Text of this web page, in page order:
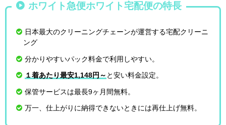
ホワイト急便ホワイト宅配便の特長
日本最大のクリーニングチェーンが運営する宅配クリーニ
ング
分かりやすいパック料金で利用しやすい。
１着あたり最安1,148円～ と安い料金設定。
保管サービスは最長9ヶ月間無料。
万一、仕上がりに納得できないときには再仕上げ無料。